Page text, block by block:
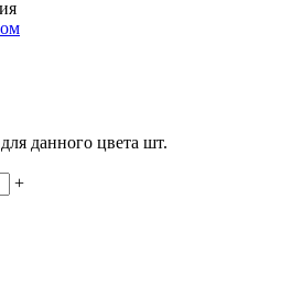
данного цвета шт.
+